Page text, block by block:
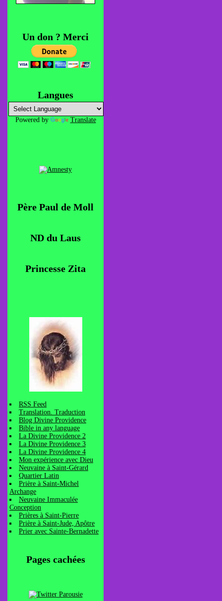
Un don ? Merci
Langues
Powered by Translate
Père Paul de Moll
ND du Laus
Princesse Zita
RSS Feed
Translation. Traduction
Blog Divine Providence
Bible in any language
La Divine Providence 2
La Divine Providence 3
La Divine Providence 4
Mon expérience avec Dieu
Neuvaine à Saint-Gérard
Quartier Latin
Prière à Saint-Michel
Archange
Neuvaine Immaculée
Conception
Prières à Saint-Pierre
Prière à Saint-Jude, Apôtre
Prier avec Sainte-Bernadette
Pages cachées